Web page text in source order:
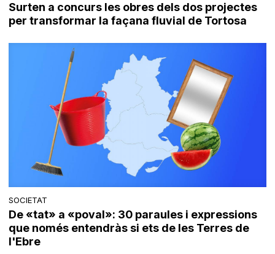
Surten a concurs les obres dels dos projectes
per transformar la façana fluvial de Tortosa
SOCIETAT
De «tat» a «poval»: 30 paraules i expressions
que només entendràs si ets de les Terres de
l'Ebre